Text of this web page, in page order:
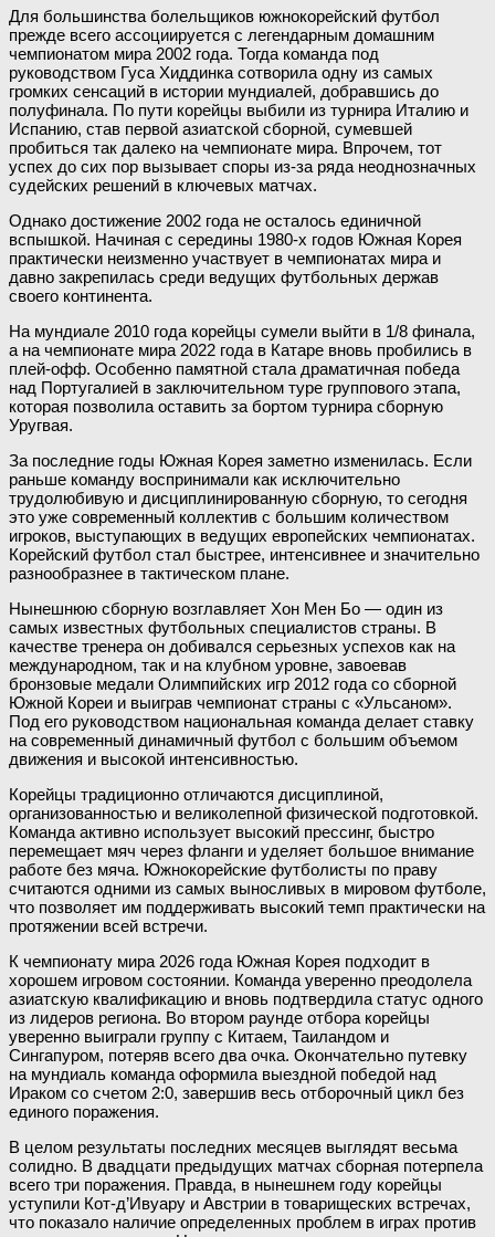
Для большинства болельщиков южнокорейский футбол
прежде всего ассоциируется с легендарным домашним
чемпионатом мира 2002 года. Тогда команда под
руководством Гуса Хиддинка сотворила одну из самых
громких сенсаций в истории мундиалей, добравшись до
полуфинала. По пути корейцы выбили из турнира Италию и
Испанию, став первой азиатской сборной, сумевшей
пробиться так далеко на чемпионате мира. Впрочем, тот
успех до сих пор вызывает споры из-за ряда неоднозначных
судейских решений в ключевых матчах.
Однако достижение 2002 года не осталось единичной
вспышкой. Начиная с середины 1980-х годов Южная Корея
практически неизменно участвует в чемпионатах мира и
давно закрепилась среди ведущих футбольных держав
своего континента.
На мундиале 2010 года корейцы сумели выйти в 1/8 финала,
а на чемпионате мира 2022 года в Катаре вновь пробились в
плей-офф. Особенно памятной стала драматичная победа
над Португалией в заключительном туре группового этапа,
которая позволила оставить за бортом турнира сборную
Уругвая.
За последние годы Южная Корея заметно изменилась. Если
раньше команду воспринимали как исключительно
трудолюбивую и дисциплинированную сборную, то сегодня
это уже современный коллектив с большим количеством
игроков, выступающих в ведущих европейских чемпионатах.
Корейский футбол стал быстрее, интенсивнее и значительно
разнообразнее в тактическом плане.
Нынешнюю сборную возглавляет Хон Мен Бо — один из
самых известных футбольных специалистов страны. В
качестве тренера он добивался серьезных успехов как на
международном, так и на клубном уровне, завоевав
бронзовые медали Олимпийских игр 2012 года со сборной
Южной Кореи и выиграв чемпионат страны с «Ульсаном».
Под его руководством национальная команда делает ставку
на современный динамичный футбол с большим объемом
движения и высокой интенсивностью.
Корейцы традиционно отличаются дисциплиной,
организованностью и великолепной физической подготовкой.
Команда активно использует высокий прессинг, быстро
перемещает мяч через фланги и уделяет большое внимание
работе без мяча. Южнокорейские футболисты по праву
считаются одними из самых выносливых в мировом футболе,
что позволяет им поддерживать высокий темп практически на
протяжении всей встречи.
К чемпионату мира 2026 года Южная Корея подходит в
хорошем игровом состоянии. Команда уверенно преодолела
азиатскую квалификацию и вновь подтвердила статус одного
из лидеров региона. Во втором раунде отбора корейцы
уверенно выиграли группу с Китаем, Таиландом и
Сингапуром, потеряв всего два очка. Окончательно путевку
на мундиаль команда оформила выездной победой над
Ираком со счетом 2:0, завершив весь отборочный цикл без
единого поражения.
В целом результаты последних месяцев выглядят весьма
солидно. В двадцати предыдущих матчах сборная потерпела
всего три поражения. Правда, в нынешнем году корейцы
уступили Кот-д’Ивуару и Австрии в товарищеских встречах,
что показало наличие определенных проблем в играх против